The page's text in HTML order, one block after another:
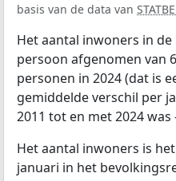
basis van de data van
Het aantal inwoners in
persoon afgenomen van
personen in 2024 (dat is
gemiddelde verschil per
2011 tot en met 2024 was
Het aantal inwoners is
januari in het